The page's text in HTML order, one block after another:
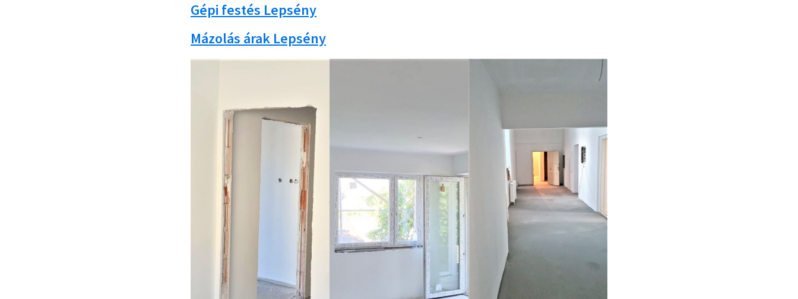
Gépi festés Lepsény
Mázolás árak Lepsény